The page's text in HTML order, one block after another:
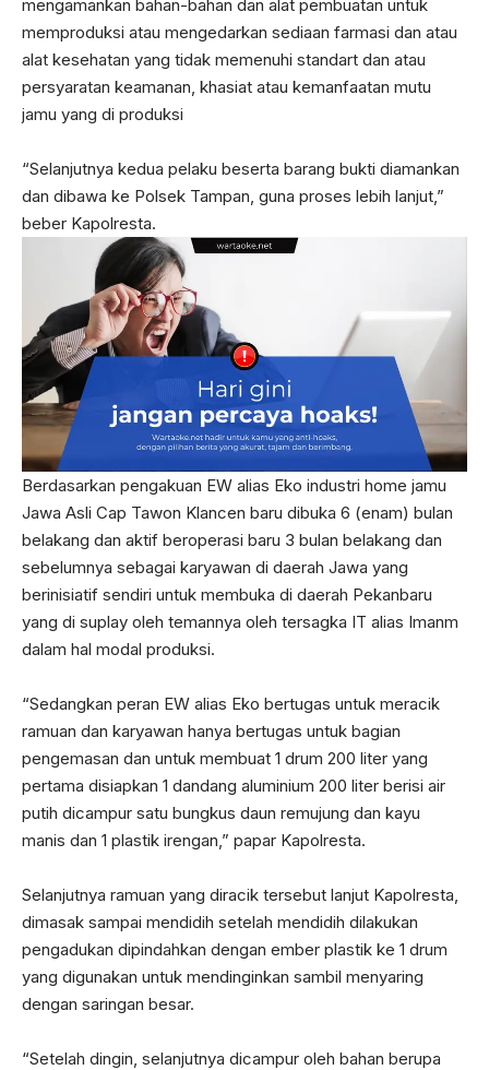
mengamankan bahan-bahan dan alat pembuatan untuk
memproduksi atau mengedarkan sediaan farmasi dan atau
alat kesehatan yang tidak memenuhi standart dan atau
persyaratan keamanan, khasiat atau kemanfaatan mutu
jamu yang di produksi
“Selanjutnya kedua pelaku beserta barang bukti diamankan
dan dibawa ke Polsek Tampan, guna proses lebih lanjut,”
beber Kapolresta.
Berdasarkan pengakuan EW alias Eko industri home jamu
Jawa Asli Cap Tawon Klancen baru dibuka 6 (enam) bulan
belakang dan aktif beroperasi baru 3 bulan belakang dan
sebelumnya sebagai karyawan di daerah Jawa yang
berinisiatif sendiri untuk membuka di daerah Pekanbaru
yang di suplay oleh temannya oleh tersagka IT alias Imanm
dalam hal modal produksi.
“Sedangkan peran EW alias Eko bertugas untuk meracik
ramuan dan karyawan hanya bertugas untuk bagian
pengemasan dan untuk membuat 1 drum 200 liter yang
pertama disiapkan 1 dandang aluminium 200 liter berisi air
putih dicampur satu bungkus daun remujung dan kayu
manis dan 1 plastik irengan,” papar Kapolresta.
Selanjutnya ramuan yang diracik tersebut lanjut Kapolresta,
dimasak sampai mendidih setelah mendidih dilakukan
pengadukan dipindahkan dengan ember plastik ke 1 drum
yang digunakan untuk mendinginkan sambil menyaring
dengan saringan besar.
“Setelah dingin, selanjutnya dicampur oleh bahan berupa